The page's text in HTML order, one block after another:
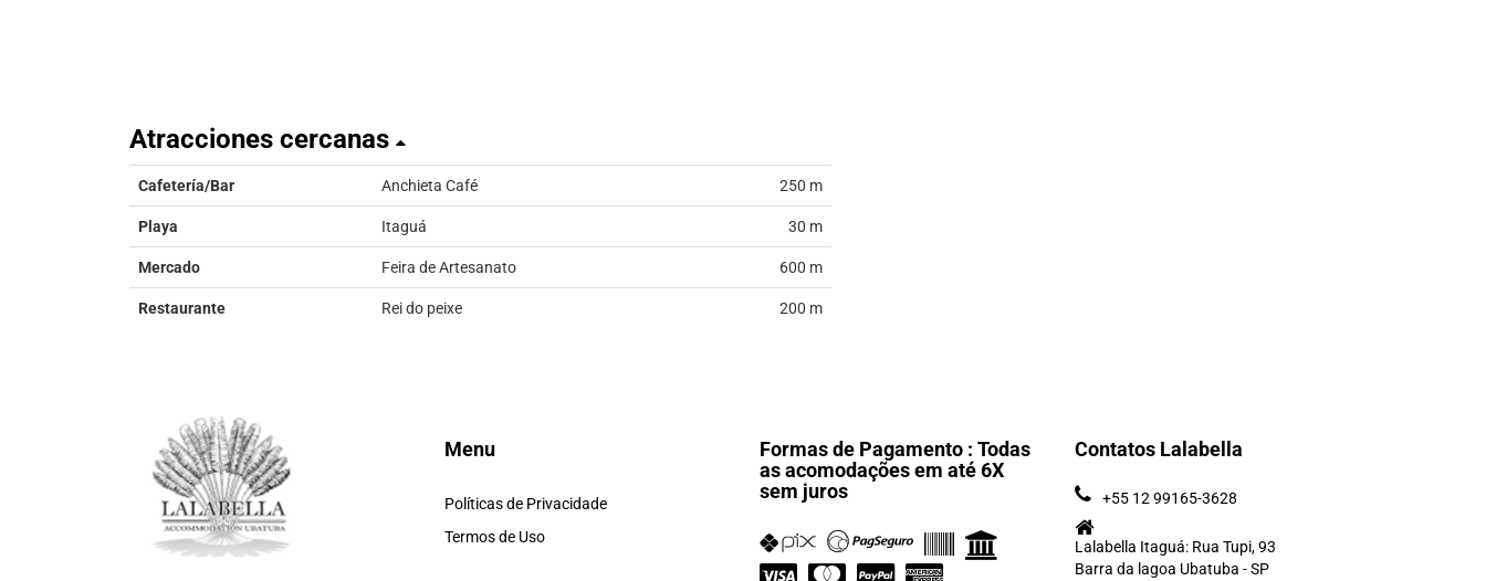
Atracciones cercanas
Cafetería/Bar Anchieta Café 250 m
Playa Itaguá 30 m
Mercado Feira de Artesanato 600 m
Restaurante Rei do peixe 200 m
Menu
Políticas de Privacidade
Termos de Uso
Formas de Pagamento : Todas
as acomodações em até 6X
sem juros
Contatos Lalabella
+55 12 99165-3628
Lalabella Itaguá: Rua Tupi, 93
Barra da lagoa Ubatuba - SP